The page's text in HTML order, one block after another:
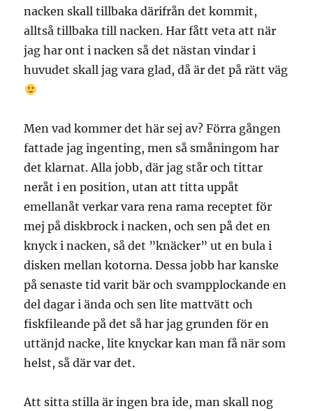
nacken skall tillbaka därifrån det kommit,
alltså tillbaka till nacken. Har fått veta att när
jag har ont i nacken så det nästan vindar i
huvudet skall jag vara glad, då är det på rätt väg
Men vad kommer det här sej av? Förra gången
fattade jag ingenting, men så småningom har
det klarnat. Alla jobb, där jag står och tittar
neråt i en position, utan att titta uppåt
emellanåt verkar vara rena rama receptet för
mej på diskbrock i nacken, och sen på det en
knyck i nacken, så det ”knäcker” ut en bula i
disken mellan kotorna. Dessa jobb har kanske
på senaste tid varit bär och svampplockande en
del dagar i ända och sen lite mattvätt och
fiskfileande på det så har jag grunden för en
uttänjd nacke, lite knyckar kan man få när som
helst, så där var det.
Att sitta stilla är ingen bra ide, man skall nog